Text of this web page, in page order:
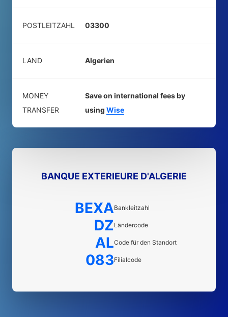
POSTLEITZAHL 03300
LAND Algerien
MONEY
TRANSFER
Save on international fees by
using Wise
BANQUE EXTERIEURE D'ALGERIE
BEXABankleitzahl
DZLändercode
ALCode für den Standort
083Filialcode